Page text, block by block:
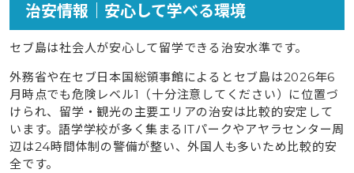
治安情報｜安心して学べる環境
セブ島は社会人が安心して留学できる治安水準です。
外務省や在セブ日本国総領事館によるとセブ島は2026年6
月時点でも危険レベル1（十分注意してください）に位置づ
けられ、留学・観光の主要エリアの治安は比較的安定して
います。語学学校が多く集まるITパークやアヤラセンター周
辺は24時間体制の警備が整い、外国人も多いため比較的安
全です。